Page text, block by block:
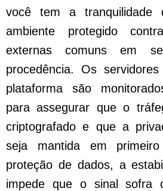
você tem a
ambiente protegido
externas comuns em
procedência. Os
plataforma são
para assegurar que o
criptografado e que a
seja mantida em
proteção de dados, a
impede que o sinal sofra